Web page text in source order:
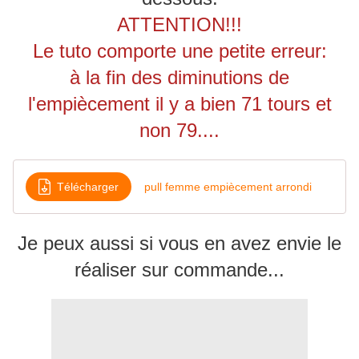
ATTENTION!!!
Le tuto comporte une petite erreur:
à la fin des diminutions de
l'empiècement il y a bien 71 tours et
non 79....
Télécharger pull femme empiècement arrondi
Je peux aussi si vous en avez envie le
réaliser sur commande...